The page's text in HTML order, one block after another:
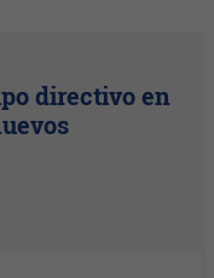
directivo en